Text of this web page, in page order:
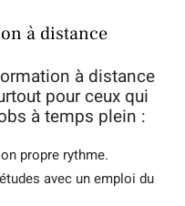
à distance
à distance
pour ceux qui
à temps plein :
propre rythme.
avec un emploi du